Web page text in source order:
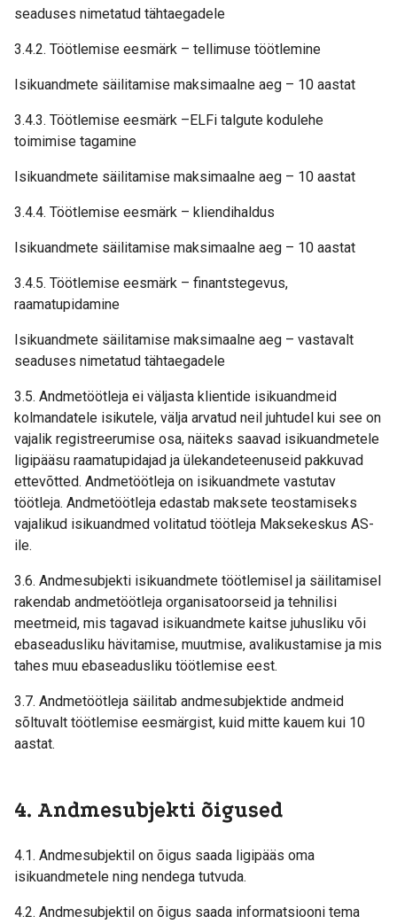
seaduses nimetatud tähtaegadele
3.4.2. Töötlemise eesmärk – tellimuse töötlemine
Isikuandmete säilitamise maksimaalne aeg – 10 aastat
3.4.3. Töötlemise eesmärk –ELFi talgute kodulehe
toimimise tagamine
Isikuandmete säilitamise maksimaalne aeg – 10 aastat
3.4.4. Töötlemise eesmärk – kliendihaldus
Isikuandmete säilitamise maksimaalne aeg – 10 aastat
3.4.5. Töötlemise eesmärk – finantstegevus,
raamatupidamine
Isikuandmete säilitamise maksimaalne aeg – vastavalt
seaduses nimetatud tähtaegadele
3.5. Andmetöötleja ei väljasta klientide isikuandmeid
kolmandatele isikutele, välja arvatud neil juhtudel kui see on
vajalik registreerumise osa, näiteks saavad isikuandmetele
ligipääsu raamatupidajad ja ülekandeteenuseid pakkuvad
ettevõtted. Andmetöötleja on isikuandmete vastutav
töötleja. Andmetöötleja edastab maksete teostamiseks
vajalikud isikuandmed volitatud töötleja Maksekeskus AS-
ile.
3.6. Andmesubjekti isikuandmete töötlemisel ja säilitamisel
rakendab andmetöötleja organisatoorseid ja tehnilisi
meetmeid, mis tagavad isikuandmete kaitse juhusliku või
ebaseadusliku hävitamise, muutmise, avalikustamise ja mis
tahes muu ebaseadusliku töötlemise eest.
3.7. Andmetöötleja säilitab andmesubjektide andmeid
sõltuvalt töötlemise eesmärgist, kuid mitte kauem kui 10
aastat.
4. Andmesubjekti õigused
4.1. Andmesubjektil on õigus saada ligipääs oma
isikuandmetele ning nendega tutvuda.
4.2. Andmesubjektil on õigus saada informatsiooni tema